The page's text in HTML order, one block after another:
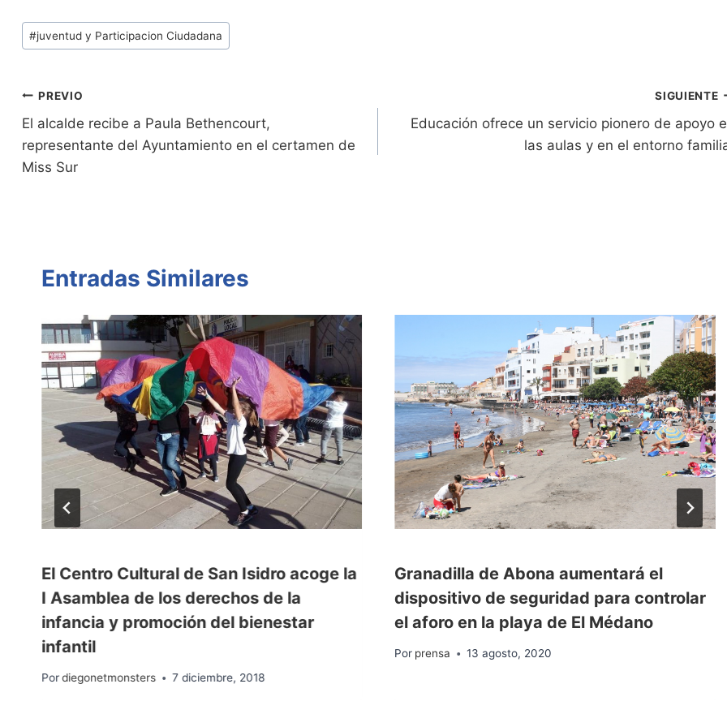
tF
ri
n
dl
y
p
y
k
at
s
p
itt
er
c
e
o
k
m
p
Tags
de
#juventud y Participacion Ciudadana
Navegación
de
entradas
PREVIO
El alcalde recibe a Paula Bethencourt,
representante del Ayuntamiento en el certamen de
Miss Sur
SIGUIENTE
Educación ofrece un servicio pionero de apoyo
las aulas y en el entorno
Entradas Similares
El Centro Cultural de San Isidro acoge la
I Asamblea de los derechos de la
infancia y promoción del bienestar
infantil
Pordiegonetmonsters 7 diciembre, 2018
Granadilla de Abona aumentará el
dispositivo de seguridad para controlar
el aforo en la playa de El Médano
Por prensa 13 agosto, 2020